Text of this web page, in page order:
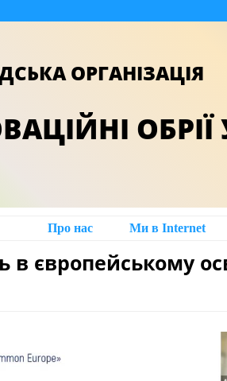
ОРГАНІЗАЦІЯ
Про нас Ми в Intеrnet
в європейському